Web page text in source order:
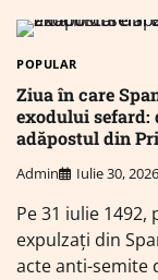
POPULAR
Ziua în care
exodului sefard:
adăpostul din
Admin Iulie 30, 2026
Pe 31 iulie 1492,
expulzați din
acte anti-semite